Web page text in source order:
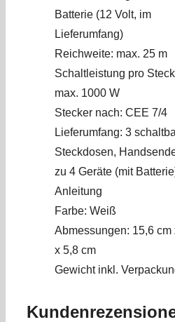
Batterie (12 Volt, im
Lieferumfang)
Reichweite: max. 25 m
Schaltleistung pro
max. 1000 W
Stecker nach: CEE 7/4
Lieferumfang: 3
Steckdosen,
zu 4 Geräte (mit
Anleitung
Farbe: Weiß
Abmessungen: 15,6 cm
x 5,8 cm
Gewicht inkl.